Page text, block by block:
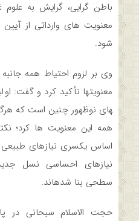
باطن گرایی، گرایش به علوم
معنویت های وارداتی از
شود.
وی بر لزوم احتیاط همه
های نوظهور چنین است که
همه این معنویت ها کرد؛
اساس یکسری نیازهای طبیعی
نیازهای احساسی نسل
سطحی بنا شده­اند.
حجت الاسلام سبحانی در